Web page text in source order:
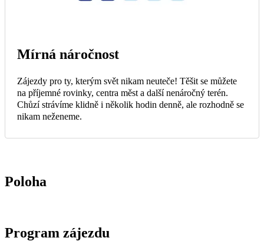
Mírná náročnost
Zájezdy pro ty, kterým svět nikam neuteče! Těšit se můžete
na příjemné rovinky, centra měst a další nenáročný terén.
Chůzí strávíme klidně i několik hodin denně, ale rozhodně se
nikam neženeme.
Poloha
Program zájezdu